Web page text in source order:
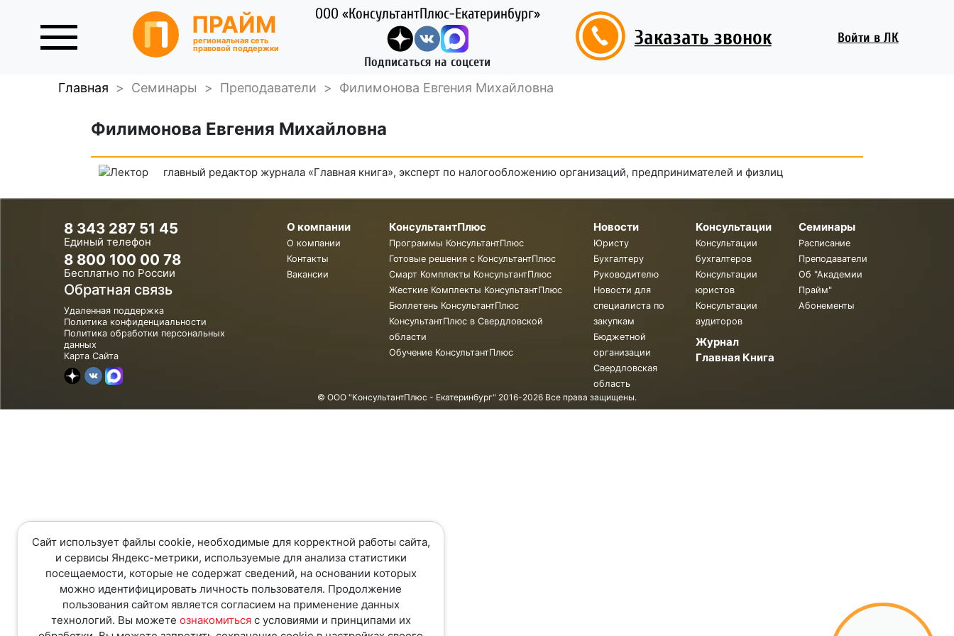
ПРАЙМ
региональная сеть
правовой поддержки
ООО «КонсультантПлюс-Екатеринбург»
Подписаться на соцсети
Заказать звонок Войти в ЛК
Главная > Семинары > Преподаватели > Филимонова Евгения Михайловна
Филимонова Евгения Михайловна
главный редактор журнала «Главная книга», эксперт по налогообложению организаций, предпринимателей и физлиц
8 343 287 51 45
Единый телефон
8 800 100 00 78
Бесплатно по России
Обратная связь
Удаленная поддержка
Политика конфиденциальности
Политика обработки персональных
данных
Карта Сайта
О компании
О компании
Контакты
Вакансии
КонсультантПлюс
Программы КонсультантПлюс
Готовые решения с КонсультантПлюс
Смарт Комплекты КонсультантПлюс
Жесткие Комплекты КонсультантПлюс
Бюллетень КонсультантПлюс
КонсультантПлюс в Свердловской
области
Обучение КонсультантПлюс
Новости
Юристу
Бухгалтеру
Руководителю
Новости для
специалиста по
закупкам
Бюджетной
организации
Свердловская
область
Консультации
Консультации
бухгалтеров
Консультации
юристов
Консультации
аудиторов
Журнал
Главная Книга
Семинары
Расписание
Преподаватели
Об "Академии
Прайм"
Абонементы
© ООО "КонсультантПлюс - Екатеринбург" 2016-2026 Все права защищены.
Сайт использует файлы cookie, необходимые для корректной работы сайта,
и сервисы Яндекс-метрики, используемые для анализа статистики
посещаемости, которые не содержат сведений, на основании которых
можно идентифицировать личность пользователя. Продолжение
пользования сайтом является согласием на применение данных
технологий. Вы можете ознакомитьсяс условиями и принципами их